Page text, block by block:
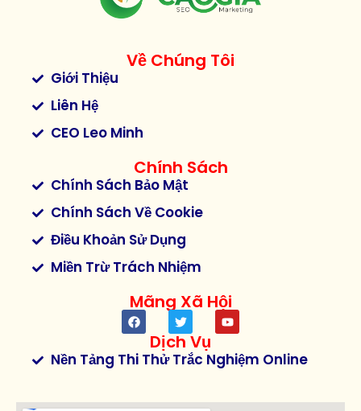
Về Chúng Tôi
Giới Thiệu
Liên Hệ
CEO Leo Minh
Chính Sách
Chính Sách Bảo Mật
Chính Sách Về Cookie
Điều Khoản Sử Dụng
Miền Trừ Trách Nhiệm
Mãng Xã Hội
Dịch Vụ
Nền Tảng Thi Thử Trắc Nghiệm Online